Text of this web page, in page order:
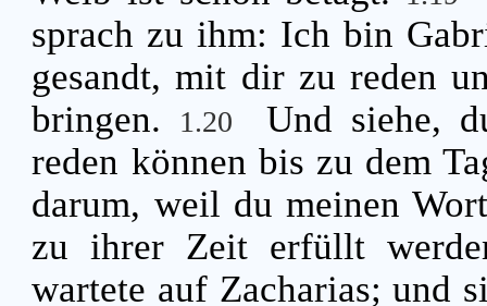
sprach zu ihm: Ich bin
gesandt, mit dir zu reden
bringen.
1.20
Und siehe,
reden können bis zu dem
darum, weil du meinen
zu ihrer Zeit erfüllt
wartete auf Zacharias; und